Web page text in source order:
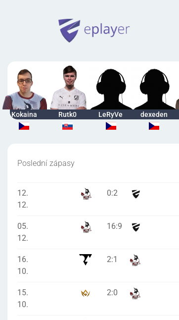
Kokaina Rutk0 LeRyVe dexeden
Poslední zápasy
12.
12.
0:2
05.
12.
16:9
16.
10.
2:1
15.
10.
2:0